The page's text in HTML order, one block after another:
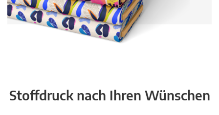
Stoffdruck nach Ihren Wünschen